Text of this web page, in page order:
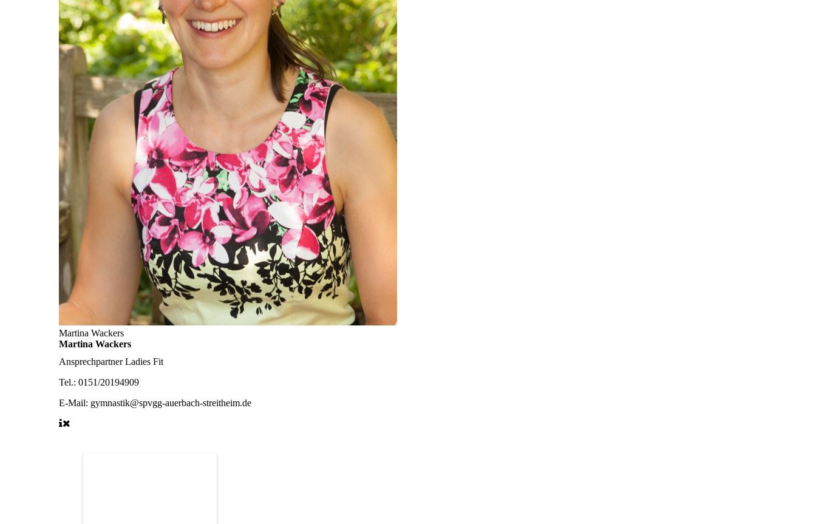
Martina Wackers
Martina Wackers
Ansprechpartner Ladies Fit
Tel.: 0151/20194909
E-Mail: gymnastik@spvgg-auerbach-streitheim.de